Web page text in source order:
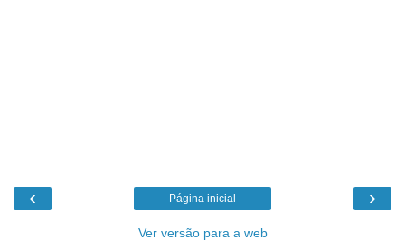
‹ ›
Página inicial
Ver versão para a web